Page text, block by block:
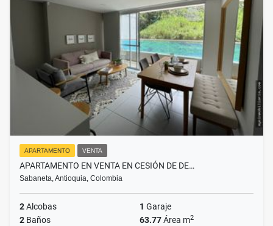
APARTAMENTO VENTA
APARTAMENTO EN VENTA EN CESIÓN DE DE…
Sabaneta, Antioquia, Colombia
2Alcobas 1 Garaje
2 Baños 63.77Área m2